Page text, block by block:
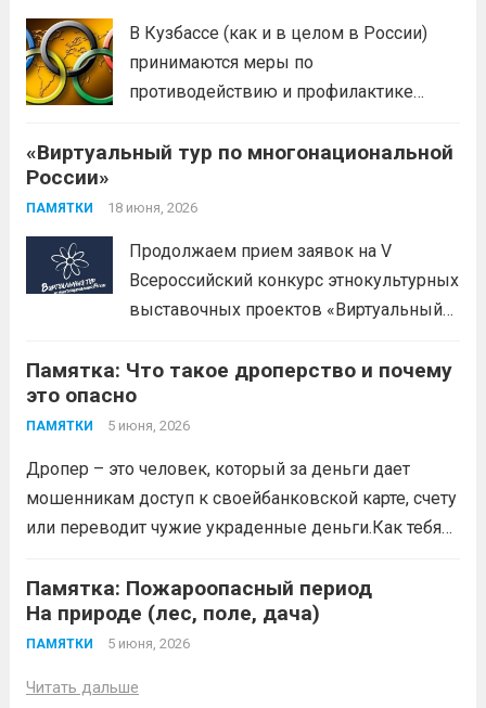
В Кузбассе (как и в целом в России)
принимаются меры по
противодействию и профилактике
(манипулирования спортивными
Эти меры включают законодательные,
информационную политику. Цель —
предотвратить противоправное
влияние на результаты официальных
«Виртуальный тур по многонациональной
России»
ПАМЯТКИ 18 июня, 2026
Продолжаем прием заявок на V
Всероссийский конкурс этнокультурных
выставочных проектов «Виртуальный
Заявки принимаются до 20 сентября
2026 года. Конкурс направлен на
популяризацию народной культуры,
наследия и этнокультурного
многообразия народов Российской
Федерации с использованием
Памятка: Что такое дроперство и почему
это опасно
ПАМЯТКИ 5 июня, 2026
Дропер – это человек, который за деньги дает
мошенникам доступ к своейбанковской карте, счету
или переводит чужие украденные деньги.Как тебя
Памятка: Пожароопасный период
На природе (лес, поле, дача)
ПАМЯТКИ 5 июня, 2026
Читать дальше